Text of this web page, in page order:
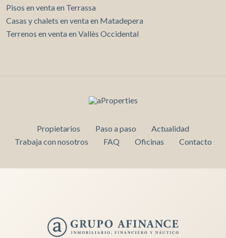
Pisos en venta en Terrassa
Casas y chalets en venta en Matadepera
Terrenos en venta en Vallès Occidental
Propietarios Paso a paso
Actualidad
Trabaja con nosotros
FAQ Oficinas Contacto